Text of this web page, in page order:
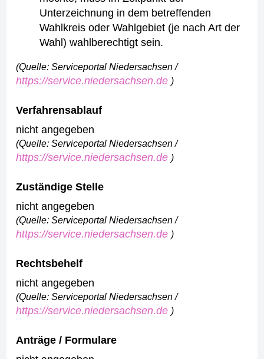
Unterzeichnung in dem betreffenden
Wahlkreis oder Wahlgebiet (je nach Art der
Wahl) wahlberechtigt sein.
(Quelle: Serviceportal Niedersachsen /
https://service.niedersachsen.de )
Verfahrensablauf
nicht angegeben
(Quelle: Serviceportal Niedersachsen /
https://service.niedersachsen.de )
Zuständige Stelle
nicht angegeben
(Quelle: Serviceportal Niedersachsen /
https://service.niedersachsen.de )
Rechtsbehelf
nicht angegeben
(Quelle: Serviceportal Niedersachsen /
https://service.niedersachsen.de )
Anträge / Formulare